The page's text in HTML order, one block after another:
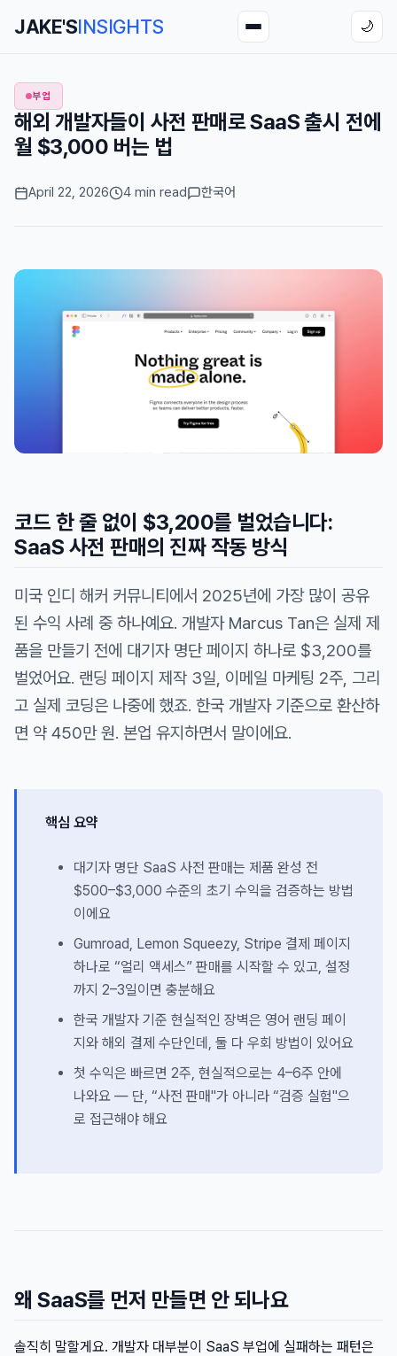
JAKE'SINSIGHTS 🌙
부업
해외 개발자들이 사전 판매로 SaaS 출시 전에
월 $3,000 버는 법
April 22, 2026 4 min read 한국어
코드 한 줄 없이 $3,200를 벌었습니다:
SaaS 사전 판매의 진짜 작동 방식
미국 인디 해커 커뮤니티에서 2025년에 가장 많이 공유
된 수익 사례 중 하나예요. 개발자 Marcus Tan은 실제 제
품을 만들기 전에 대기자 명단 페이지 하나로 $3,200를
벌었어요. 랜딩 페이지 제작 3일, 이메일 마케팅 2주, 그리
고 실제 코딩은 나중에 했죠. 한국 개발자 기준으로 환산하
면 약 450만 원. 본업 유지하면서 말이에요.
핵심 요약
대기자 명단 SaaS 사전 판매는 제품 완성 전
$500–$3,000 수준의 초기 수익을 검증하는 방법
이에요
Gumroad, Lemon Squeezy, Stripe 결제 페이지
하나로 “얼리 액세스” 판매를 시작할 수 있고, 설정
까지 2–3일이면 충분해요
한국 개발자 기준 현실적인 장벽은 영어 랜딩 페이
지와 해외 결제 수단인데, 둘 다 우회 방법이 있어요
첫 수익은 빠르면 2주, 현실적으로는 4–6주 안에
나와요 — 단, “사전 판매"가 아니라 “검증 실험"으
로 접근해야 해요
왜 SaaS를 먼저 만들면 안 되나요
솔직히 말할게요. 개발자 대부분이 SaaS 부업에 실패하는 패턴은